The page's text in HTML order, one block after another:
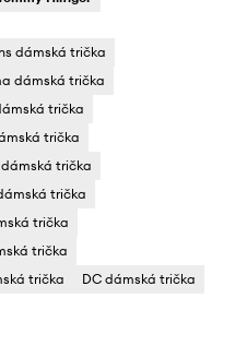
dámská trička
dámská trička
trička
trička
trička
trička
trička
trička
trička
DC dámská trička